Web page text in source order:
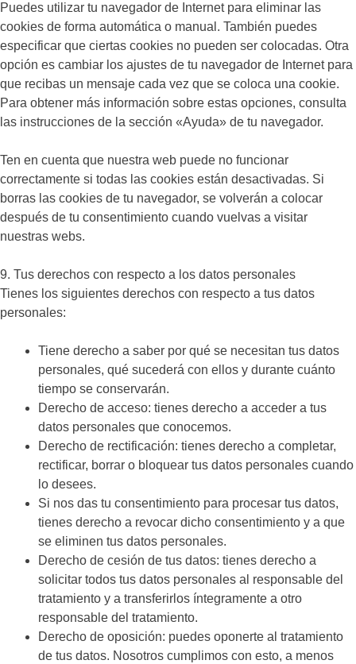
Puedes utilizar tu navegador de Internet para eliminar las
cookies de forma automática o manual. También puedes
especificar que ciertas cookies no pueden ser colocadas. Otra
opción es cambiar los ajustes de tu navegador de Internet para
que recibas un mensaje cada vez que se coloca una cookie.
Para obtener más información sobre estas opciones, consulta
las instrucciones de la sección «Ayuda» de tu navegador.
Ten en cuenta que nuestra web puede no funcionar
correctamente si todas las cookies están desactivadas. Si
borras las cookies de tu navegador, se volverán a colocar
después de tu consentimiento cuando vuelvas a visitar
nuestras webs.
9. Tus derechos con respecto a los datos personales
Tienes los siguientes derechos con respecto a tus datos
personales:
Tiene derecho a saber por qué se necesitan tus datos
personales, qué sucederá con ellos y durante cuánto
tiempo se conservarán.
Derecho de acceso: tienes derecho a acceder a tus
datos personales que conocemos.
Derecho de rectificación: tienes derecho a completar,
rectificar, borrar o bloquear tus datos personales cuando
lo desees.
Si nos das tu consentimiento para procesar tus datos,
tienes derecho a revocar dicho consentimiento y a que
se eliminen tus datos personales.
Derecho de cesión de tus datos: tienes derecho a
solicitar todos tus datos personales al responsable del
tratamiento y a transferirlos íntegramente a otro
responsable del tratamiento.
Derecho de oposición: puedes oponerte al tratamiento
de tus datos. Nosotros cumplimos con esto, a menos